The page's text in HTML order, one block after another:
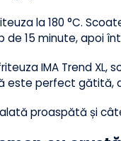
:
pui în două pe
puiul. Lasă-l la
la 180 °C.